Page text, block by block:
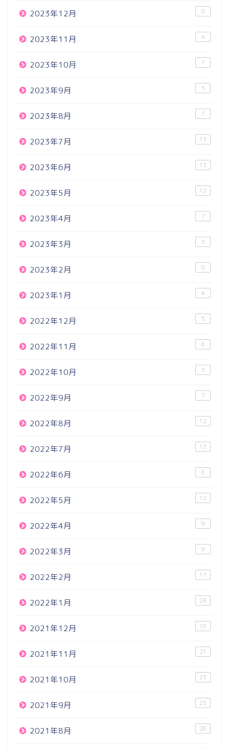
2023年12月 8
2023年11月 4
2023年10月 7
2023年9月 5
2023年8月 7
2023年7月 13
2023年6月 13
2023年5月 12
2023年4月 7
2023年3月 5
2023年2月 8
2023年1月 4
2022年12月 5
2022年11月 6
2022年10月 5
2022年9月 7
2022年8月 12
2022年7月 13
2022年6月 6
2022年5月 12
2022年4月 9
2022年3月 9
2022年2月 17
2022年1月 24
2021年12月 18
2021年11月 21
2021年10月 23
2021年9月 25
2021年8月 26